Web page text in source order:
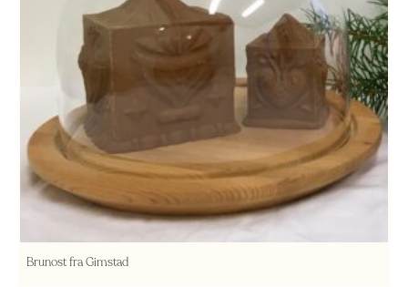
Brunost fra Gimstad